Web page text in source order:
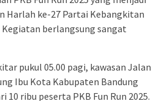
Harlah ke-27 Partai Kebangkitan
Kegiatan berlangsung sangat
pukul 05.00 pagi, kawasan Jalan
Ibu Kota Kabupaten Bandung
ribu peserta PKB Fun Run 2025.